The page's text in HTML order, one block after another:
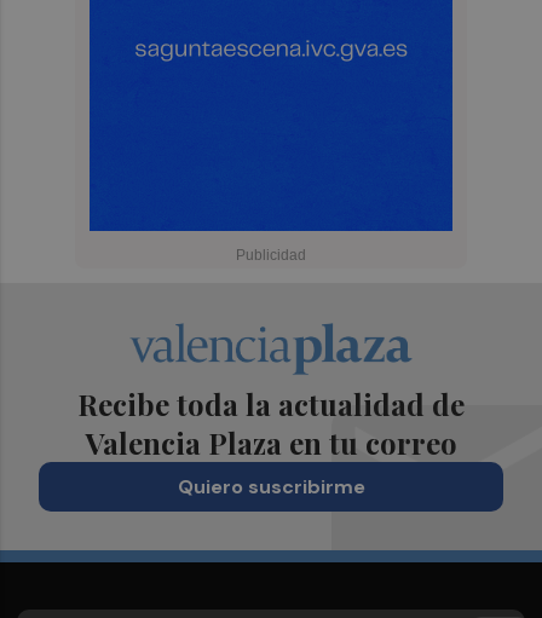
Recibe toda la actualidad de
Valencia Plaza en tu correo
Quiero suscribirme